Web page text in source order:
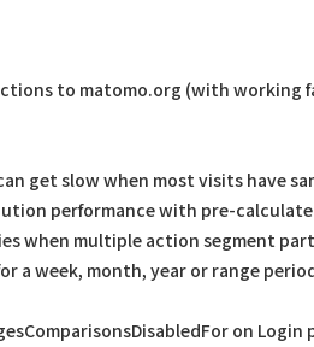
to matomo.org (with
get slow when most visits have
performance with pre-
when multiple action segment
a week, month, year or range
on Login